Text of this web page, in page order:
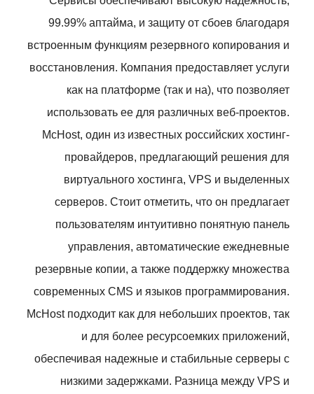
99.99% аптайма, и защиту от сбоев благодаря
встроенным функциям резервного копирования и
восстановления. Компания предоставляет услуги
как на платформе (так и на), что позволяет
использовать ее для различных веб-проектов.
McHost, один из известных российских хостинг-
провайдеров, предлагающий решения для
виртуального хостинга, VPS и выделенных
серверов. Стоит отметить, что он предлагает
пользователям интуитивно понятную панель
управления, автоматические ежедневные
резервные копии, а также поддержку множества
современных CMS и языков программирования.
McHost подходит как для небольших проектов, так
и для более ресурсоемких приложений,
обеспечивая надежные и стабильные серверы с
низкими задержками. Разница между VPS и